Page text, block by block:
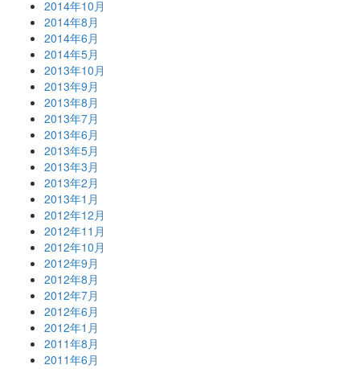
2014年10月
2014年8月
2014年6月
2014年5月
2013年10月
2013年9月
2013年8月
2013年7月
2013年6月
2013年5月
2013年3月
2013年2月
2013年1月
2012年12月
2012年11月
2012年10月
2012年9月
2012年8月
2012年7月
2012年6月
2012年1月
2011年8月
2011年6月